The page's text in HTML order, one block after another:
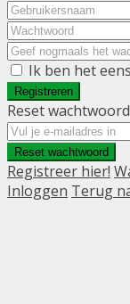
Ik ben het
Registreren
Reset wachtwoord
Reset wachtwoord
Registreer hier!
Inloggen Terug